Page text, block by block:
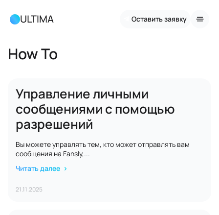
ULTIMA Оставить заявку
How To
Управление личными
сообщениями с помощью
разрешений
Вы можете управлять тем, кто может отправлять вам
сообщения на Fansly,...
Читать далее
21.11.2025